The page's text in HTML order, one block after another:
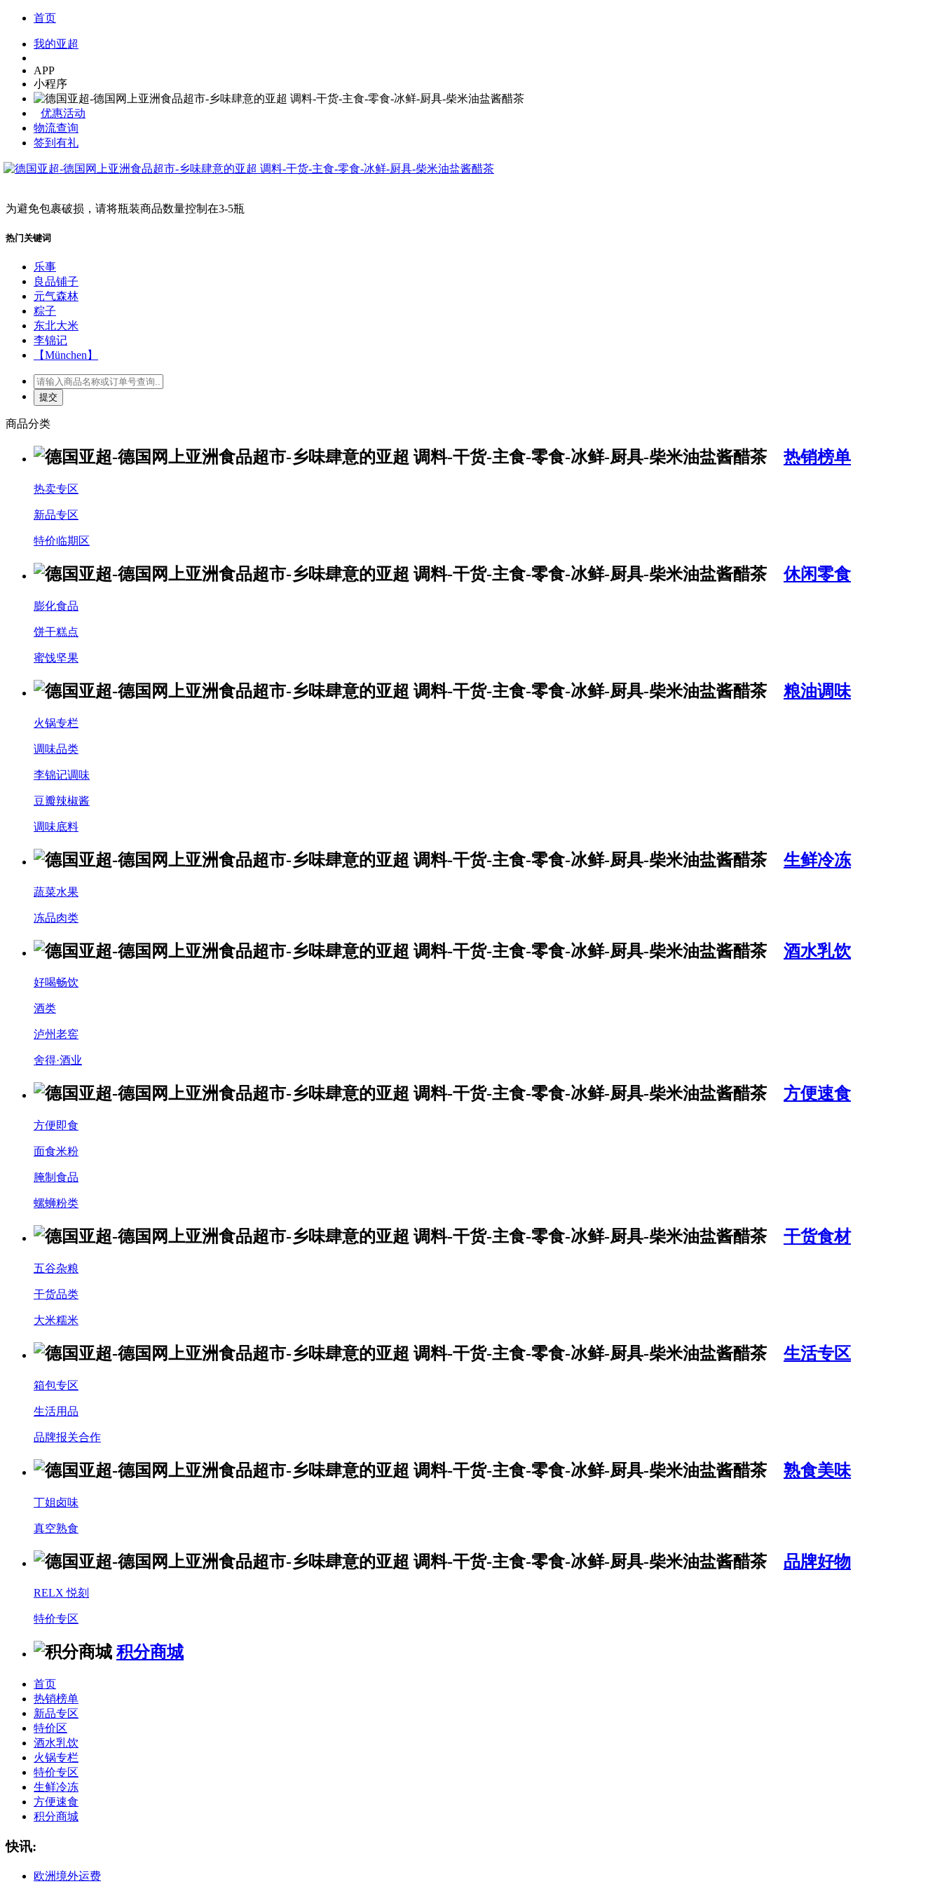
首页
我的亚超
APP
小程序
优惠活动
物流查询
签到有礼
为避免包裹破损，请将瓶装商品数量控制在3-5瓶
热门关键词
乐事
良品铺子
元气森林
粽子
东北大米
李锦记
【München】
商品分类
热销榜单
热卖专区
新品专区
特价临期区
休闲零食
膨化食品
饼干糕点
蜜饯坚果
粮油调味
火锅专栏
调味品类
李锦记调味
豆瓣辣椒酱
调味底料
生鲜冷冻
蔬菜水果
冻品肉类
酒水乳饮
好喝畅饮
酒类
泸州老窖
舍得·酒业
方便速食
方便即食
面食米粉
腌制食品
螺蛳粉类
干货食材
五谷杂粮
干货品类
大米糯米
生活专区
箱包专区
生活用品
品牌报关合作
熟食美味
丁姐卤味
真空熟食
品牌好物
RELX 悦刻
特价专区
积分商城
首页
热销榜单
新品专区
特价区
酒水乳饮
火锅专栏
特价专区
生鲜冷冻
方便速食
积分商城
快讯:
欧洲境外运费